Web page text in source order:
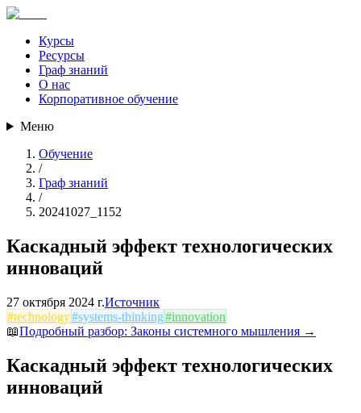
Курсы
Ресурсы
Граф знаний
О нас
Корпоративное обучение
Меню
Обучение
/
Граф знаний
/
20241027_1152
Каскадный эффект технологических
инноваций
27 октября 2024 г.Источник
#technology#systems-thinking#innovation
📖Подробный разбор: Законы системного мышления →
Каскадный эффект технологических
инноваций